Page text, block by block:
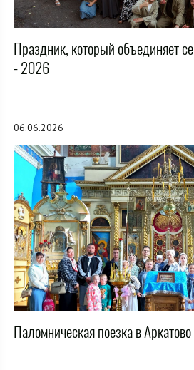
Праздник, который объединяет
- 2026
06.06.2026
Паломническая поезка в Аркатово